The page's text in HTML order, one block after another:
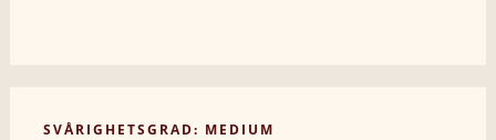
SVÅRIGHETSGRAD: MEDIUM